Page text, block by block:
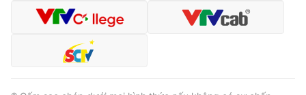
VTV Money VTV Thể thao
VTV Sức khoẻ